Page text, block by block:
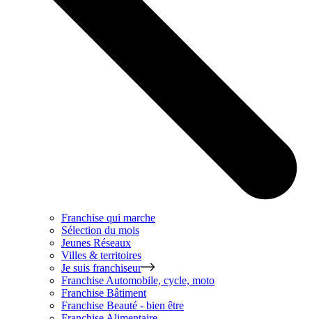
Franchise qui marche
Sélection du mois
Jeunes Réseaux
Villes & territoires
Je suis franchiseur
Franchise Automobile, cycle, moto
Franchise Bâtiment
Franchise Beauté - bien être